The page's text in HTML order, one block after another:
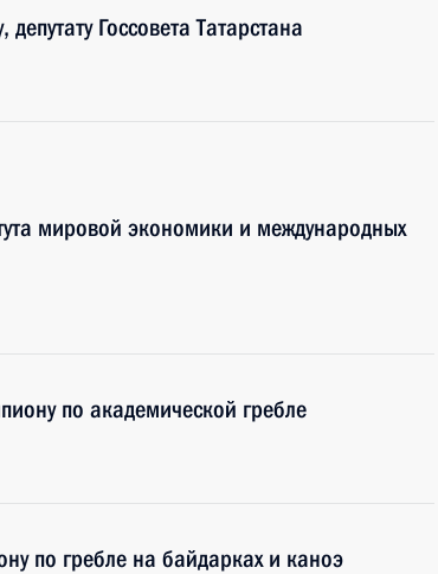
Госсовета Татарстана
мировой экономики и международных
по академической гребле
по гребле на байдарках и каноэ